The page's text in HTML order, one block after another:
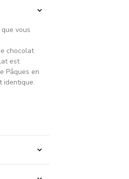
vous
chocolat
est
Pâques en
identique.